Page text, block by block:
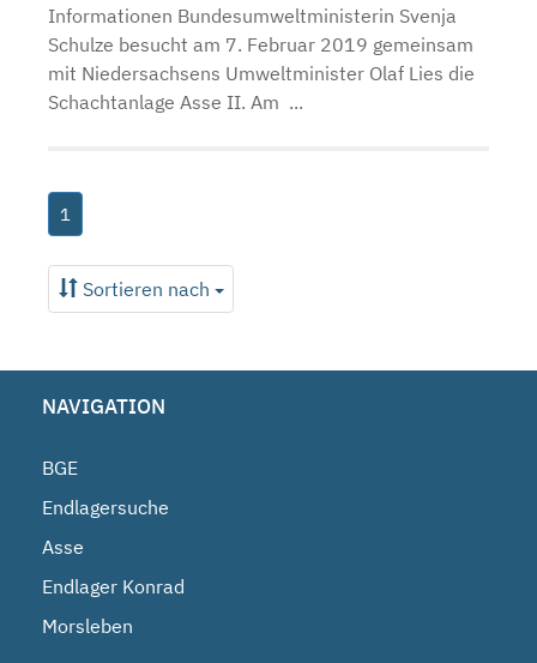
Informationen Bundesumweltministerin Svenja
Schulze besucht am 7. Februar 2019 gemeinsam
mit Niedersachsens Umweltminister Olaf Lies die
Schachtanlage Asse II. Am ...
1
Sortieren nach
NAVIGATION
BGE
Endlagersuche
Asse
Endlager Konrad
Morsleben